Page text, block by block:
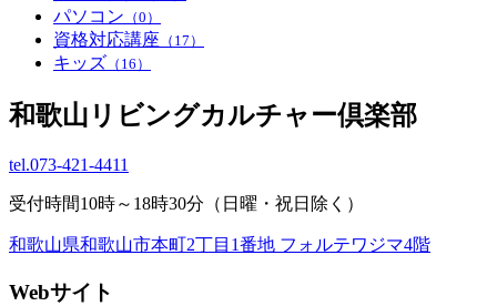
パソコン （0）
資格対応講座 （17）
キッズ （16）
和歌山リビングカルチャー倶楽部
tel.073-421-4411
受付時間10時～18時30分（日曜・祝日除く）
和歌山県和歌山市本町2丁目1番地 フォルテワジマ4階
Webサイト